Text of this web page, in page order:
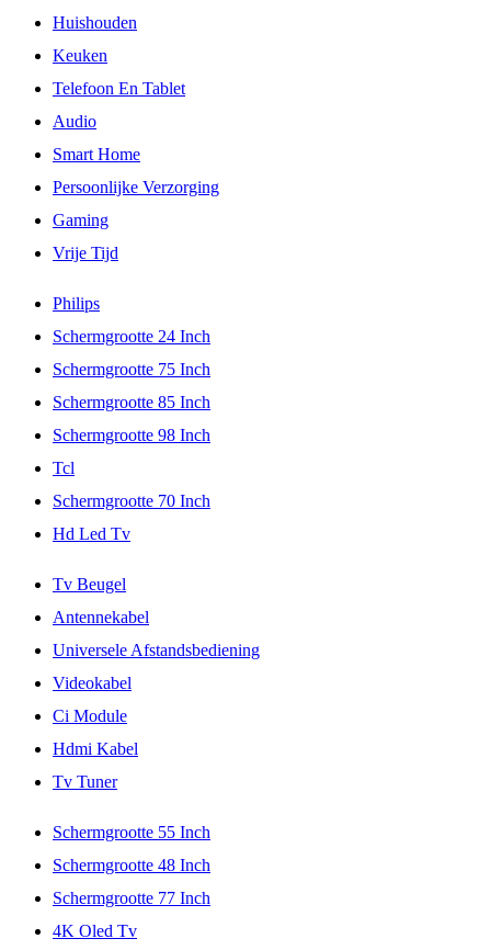
Huishouden
Keuken
Telefoon En Tablet
Audio
Smart Home
Persoonlijke Verzorging
Gaming
Vrije Tijd
Philips
Schermgrootte 24 Inch
Schermgrootte 75 Inch
Schermgrootte 85 Inch
Schermgrootte 98 Inch
Tcl
Schermgrootte 70 Inch
Hd Led Tv
Tv Beugel
Antennekabel
Universele Afstandsbediening
Videokabel
Ci Module
Hdmi Kabel
Tv Tuner
Schermgrootte 55 Inch
Schermgrootte 48 Inch
Schermgrootte 77 Inch
4K Oled Tv